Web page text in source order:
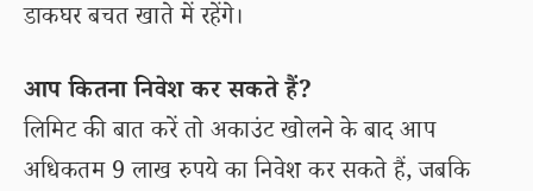
डाकघर बचत खाते में रहेंगे।
आप कितना निवेश कर सकते हैं?
लिमिट की बात करें तो अकाउंट खोलने के बाद आप
अधिकतम 9 लाख रुपये का निवेश कर सकते हैं, जबकि